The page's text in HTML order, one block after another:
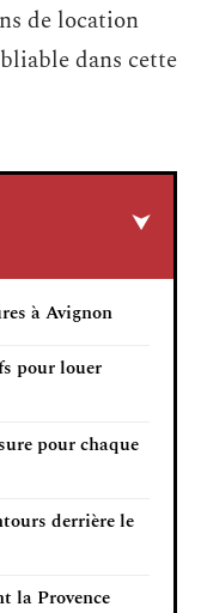
de location
dans cette
à Avignon
pour louer
pour chaque
derrière le
la Provence